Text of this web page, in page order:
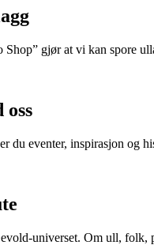
Shop” gjør at vi kan spore
du eventer, inspirasjon og
universet. Om ull, folk,